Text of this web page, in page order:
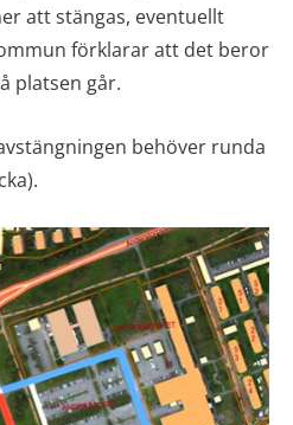
att stängas, eventuellt
förklarar att det beror
platsen går.
behöver runda